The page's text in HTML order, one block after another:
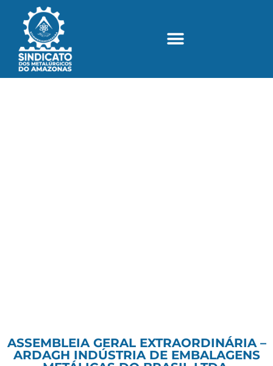
ASSEMBLEIA GERAL EXTRAORDINÁRIA –
ARDAGH INDÚSTRIA DE EMBALAGENS